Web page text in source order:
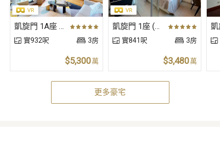
凱旋門 1A座 (朝日閣) 低層 C室
實932呎 3房
$5,300萬
凱旋門 1座 (摩天閣) 中層 B室
實841呎 3房
$3,480萬
更多豪宅